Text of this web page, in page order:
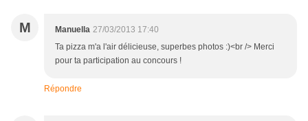
M Manuella 27/03/2013 17:40
Ta pizza m'a l'air délicieuse, superbes photos :)<br /> Merci
pour ta participation au concours !
Répondre